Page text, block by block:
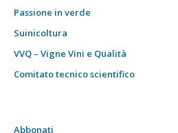
Passione in verde
Suinicoltura
VVQ – Vigne Vini e Qualità
Comitato tecnico scientifico
Abbonati